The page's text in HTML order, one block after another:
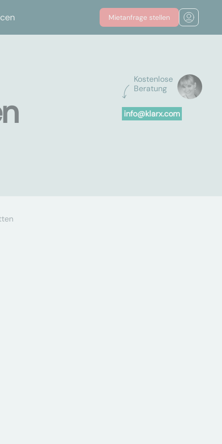
Mietanfrage stellen
Kostenlose
Beratung
info@klarx.com